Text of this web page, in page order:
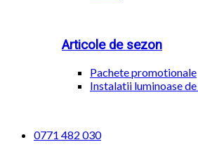
Articole de sezon
Pachete promotionale
Instalatii luminoase
0771 482 030